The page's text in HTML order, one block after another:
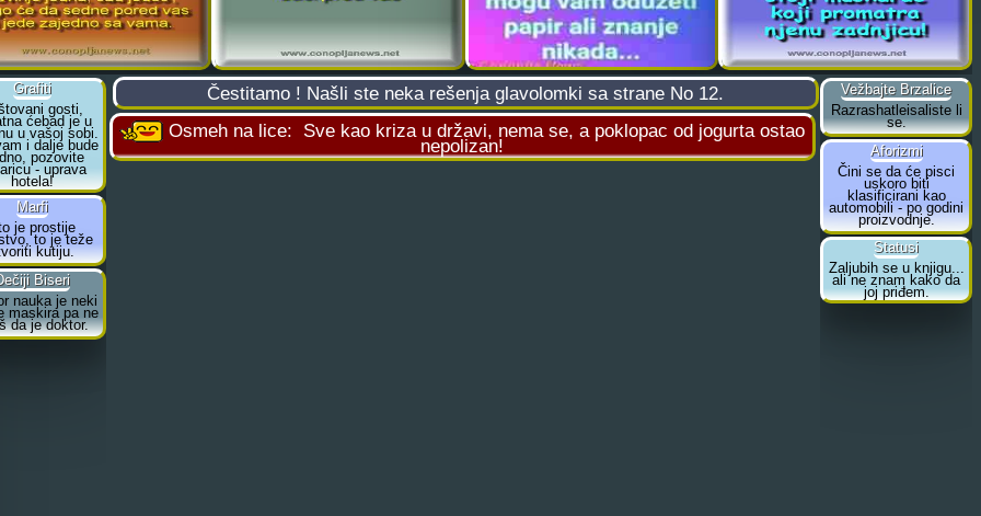
Čestitamo ! Našli ste neka rešenja glavolomki sa strane No 12.
Osmeh na lice: Sve kao kriza u državi, nema se, a poklopac od jogurta ostao
nepolizan!